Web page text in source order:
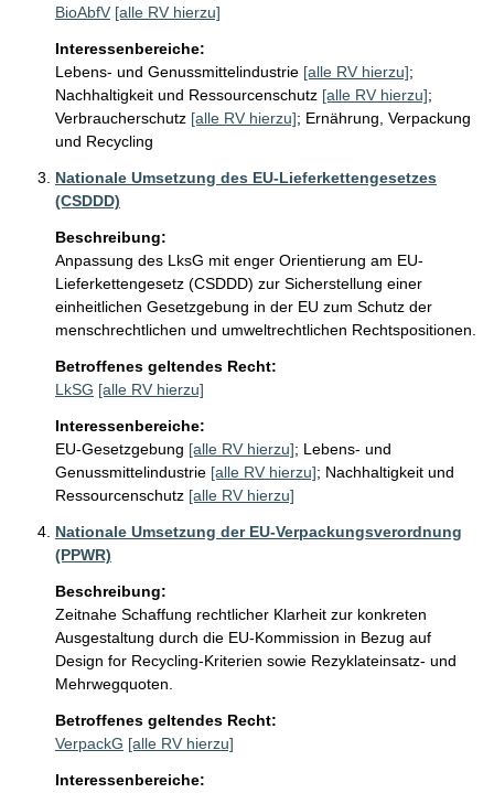
BioAbfV [alle RV hierzu]
Interessenbereiche:
Lebens- und Genussmittelindustrie [alle RV hierzu];
Nachhaltigkeit und Ressourcenschutz [alle RV hierzu];
Verbraucherschutz [alle RV hierzu]; Ernährung, Verpackung
und Recycling
Nationale Umsetzung des EU-Lieferkettengesetzes
(CSDDD)
Beschreibung:
Anpassung des LksG mit enger Orientierung am EU-
Lieferkettengesetz (CSDDD) zur Sicherstellung einer
einheitlichen Gesetzgebung in der EU zum Schutz der
menschrechtlichen und umweltrechtlichen Rechtspositionen.
Betroffenes geltendes Recht:
LkSG [alle RV hierzu]
Interessenbereiche:
EU-Gesetzgebung [alle RV hierzu]; Lebens- und
Genussmittelindustrie [alle RV hierzu]; Nachhaltigkeit und
Ressourcenschutz [alle RV hierzu]
Nationale Umsetzung der EU-Verpackungsverordnung
(PPWR)
Beschreibung:
Zeitnahe Schaffung rechtlicher Klarheit zur konkreten
Ausgestaltung durch die EU-Kommission in Bezug auf
Design for Recycling-Kriterien sowie Rezyklateinsatz- und
Mehrwegquoten.
Betroffenes geltendes Recht:
VerpackG [alle RV hierzu]
Interessenbereiche: